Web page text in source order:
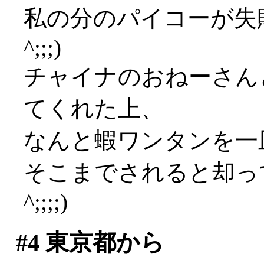
私の分のパイコーが
^;;;)
チャイナのおねーさ
てくれた上、
なんと蝦ワンタンを
そこまでされると却
^;;;;)
#4東京都から